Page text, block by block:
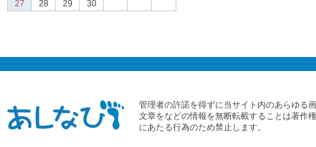
27
28 29 30
管理者の許諾を得ずに当サイト内のあらゆる
文章をなどの情報を無断転載することは著作
にあたる行為のため禁止します。